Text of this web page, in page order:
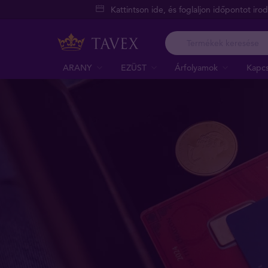
Kattintson ide, és foglaljon időpontot
ARANY EZÜST Árfolyamok